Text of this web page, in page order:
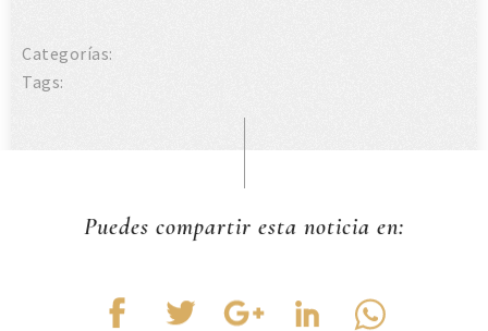
Categorías:
Tags:
Puedes compartir esta noticia en: